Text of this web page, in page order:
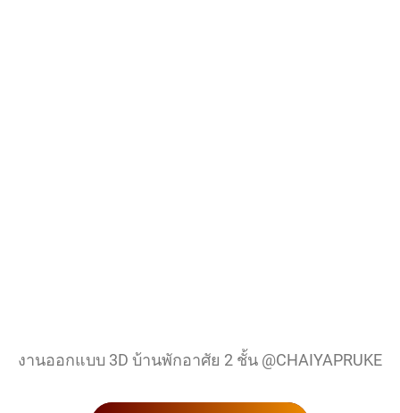
งานออกแบบ 3D บ้านพักอาศัย 2 ชั้น @CHAIYAPRUKE